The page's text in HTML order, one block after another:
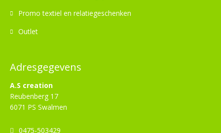
Adresgegevens
A.S creation
Reubenberg 17
6071 PS Swalmen
0475-503429
Promo textiel en relatiegeschenken
Outlet